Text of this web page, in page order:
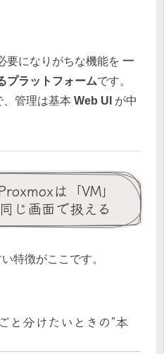
要になりがちな機能を 一
プラットフォームです。
管理は基本 Web UI が中
は「VM」
じ画面で扱える
特徴がここです。
と分けたいときの“本